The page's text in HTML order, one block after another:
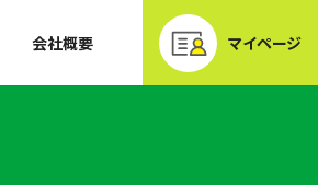
マイページ
会社概要